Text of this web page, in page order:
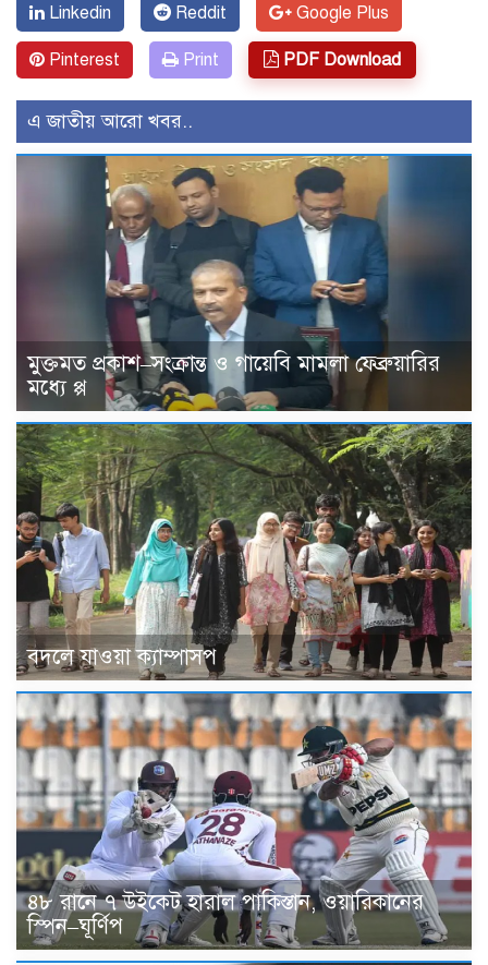
Linkedin Reddit Google Plus
Pinterest Print PDF Download
এ জাতীয় আরো খবর..
মুক্তমত প্রকাশ–সংক্রান্ত ও গায়েবি মামলা ফেব্রুয়ারির
মধ্যে প্প
বদলে যাওয়া ক্যাম্পাসপ
৪৮ রানে ৭ উইকেট হারাল পাকিস্তান, ওয়ারিকানের
স্পিন–ঘূর্ণিপ